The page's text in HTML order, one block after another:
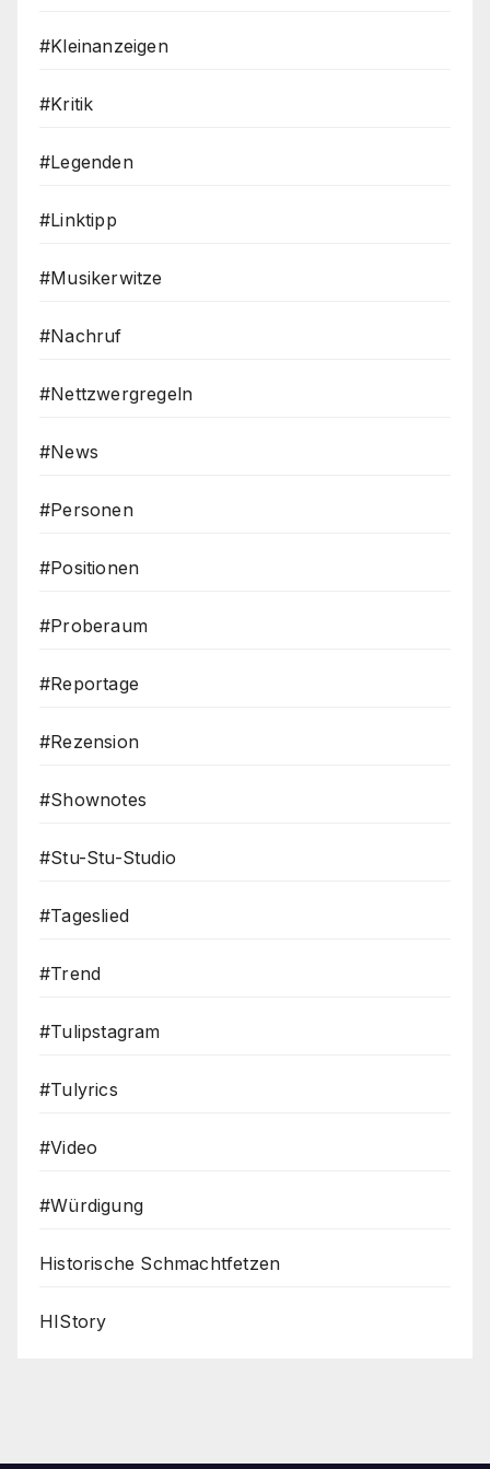
#Kleinanzeigen
#Kritik
#Legenden
#Linktipp
#Musikerwitze
#Nachruf
#Nettzwergregeln
#News
#Personen
#Positionen
#Proberaum
#Reportage
#Rezension
#Shownotes
#Stu-Stu-Studio
#Tageslied
#Trend
#Tulipstagram
#Tulyrics
#Video
#Würdigung
Historische Schmachtfetzen
HIStory